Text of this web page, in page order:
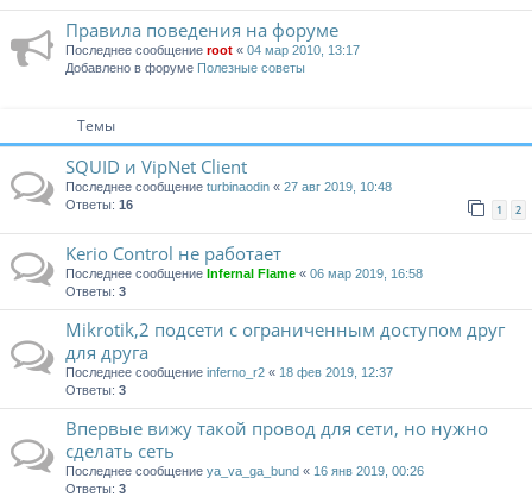
Правила поведения на форуме
Последнее сообщение root « 04 мар 2010, 13:17
Добавлено в форуме Полезные советы
Темы
SQUID и VipNet Client
Последнее сообщение turbinaodin « 27 авг 2019, 10:48
Ответы: 16 1 2
Kerio Control не работает
Последнее сообщение Infernal Flame « 06 мар 2019, 16:58
Ответы: 3
Mikrotik,2 подсети с ограниченным доступом друг
для друга
Последнее сообщение inferno_r2 « 18 фев 2019, 12:37
Ответы: 3
Впервые вижу такой провод для сети, но нужно
сделать сеть
Последнее сообщение ya_va_ga_bund « 16 янв 2019, 00:26
Ответы: 3